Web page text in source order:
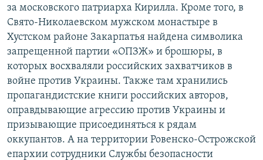
за московского патриарха Кирилла. Кроме того, в
Свято-Николаевском мужском монастыре в
Хустском районе Закарпатья найдена символика
запрещенной партии «ОПЗЖ» и брошюры, в
которых восхваляли российских захватчиков в
войне против Украины. Также там хранились
пропагандистские книги российских авторов,
оправдывающие агрессию против Украины и
призывающие присоединяться к рядам
оккупантов. А на территории Ровенско-Острожской
епархии сотрудники Службы безопасности